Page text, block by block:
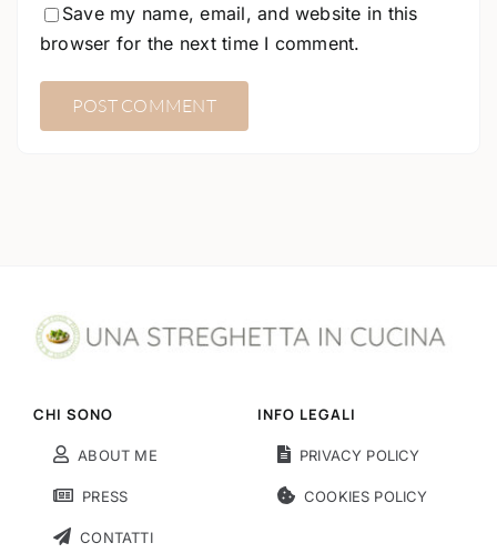
Save my name, email, and website in this
browser for the next time I comment.
CHI SONO
ABOUT ME
PRESS
CONTATTI
INFO LEGALI
PRIVACY POLICY
COOKIES POLICY